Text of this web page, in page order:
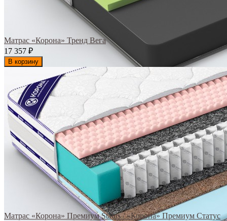
Матрас «Корона» Тренд Вега
17 357 ₽
В корзину
Матрас «Корона» Премиум Status / «Корона» Премиум Статус